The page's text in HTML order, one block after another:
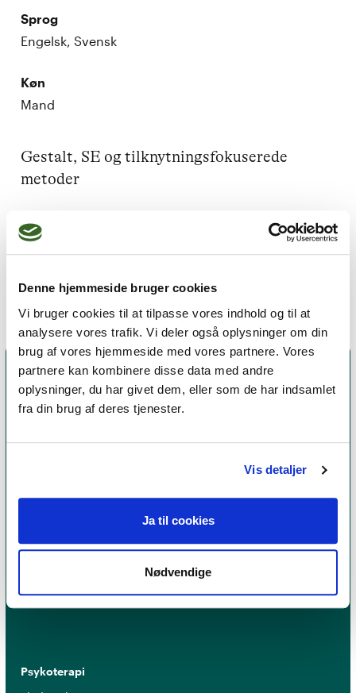
Denne hjemmeside bruger cookies
Vi bruger cookies til at tilpasse vores indhold og til at
analysere vores trafik. Vi deler også oplysninger om din
brug af vores hjemmeside med vores partnere. Vores
partnere kan kombinere disse data med andre
oplysninger, du har givet dem, eller som de har indsamlet
fra din brug af deres tjenester.
Vis detaljer
Ja til cookies
Nødvendige
Sprog
Engelsk, Svensk
Køn
Mand
Gestalt, SE og tilknytningsfokuserede
metoder
Eksistentielle problemer, angst, depression,
traumer fra tab og ulykker,
Et medlemskab af Dansk Psykoterapeutforening
er et kvalitetsstempel. Alle vores medlemmer skal
leve op til en række kriterier om uddannelse og
MPF
Psykoterapi